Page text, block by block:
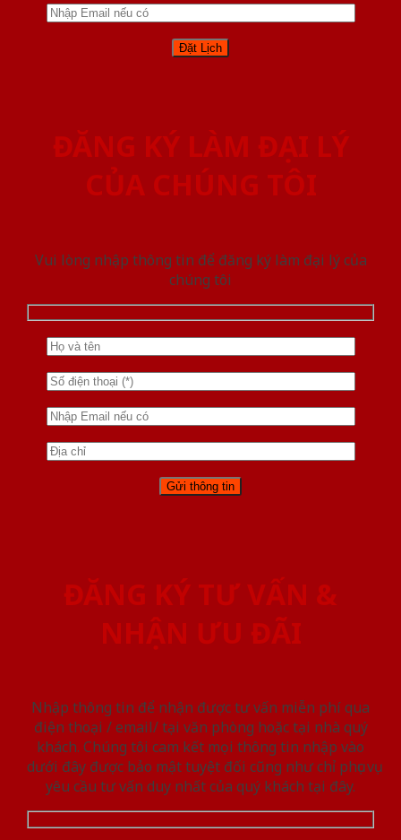
ĐĂNG KÝ LÀM ĐẠI LÝ
CỦA CHÚNG TÔI
Vui lòng nhập thông tin để đăng ký làm đại lý của
chúng tôi
ĐĂNG KÝ TƯ VẤN &
NHẬN ƯU ĐÃI
Nhập thông tin để nhận được tư vấn miễn phí qua
điện thoại / email/ tại văn phòng hoặc tại nhà quý
khách. Chúng tôi cam kết mọi thông tin nhập vào
dưới đây được bảo mật tuyệt đối cũng như chỉ phục vụ
yêu cầu tư vấn duy nhất của quý khách tại đây.